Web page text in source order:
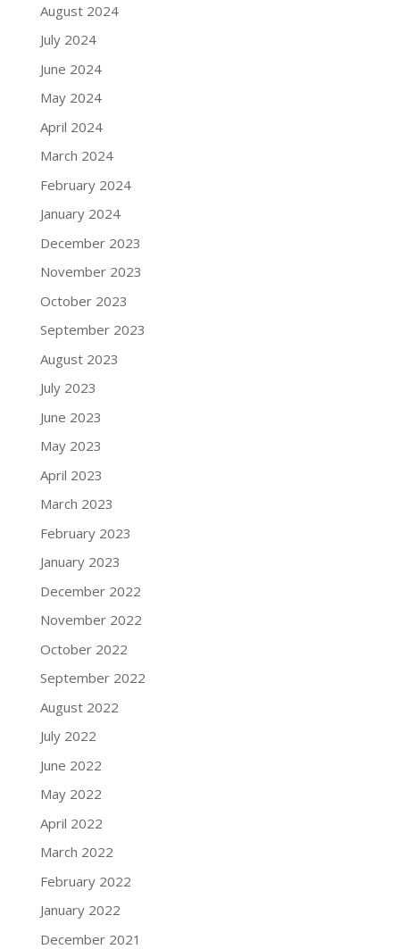
August 2024
July 2024
June 2024
May 2024
April 2024
March 2024
February 2024
January 2024
December 2023
November 2023
October 2023
September 2023
August 2023
July 2023
June 2023
May 2023
April 2023
March 2023
February 2023
January 2023
December 2022
November 2022
October 2022
September 2022
August 2022
July 2022
June 2022
May 2022
April 2022
March 2022
February 2022
January 2022
December 2021